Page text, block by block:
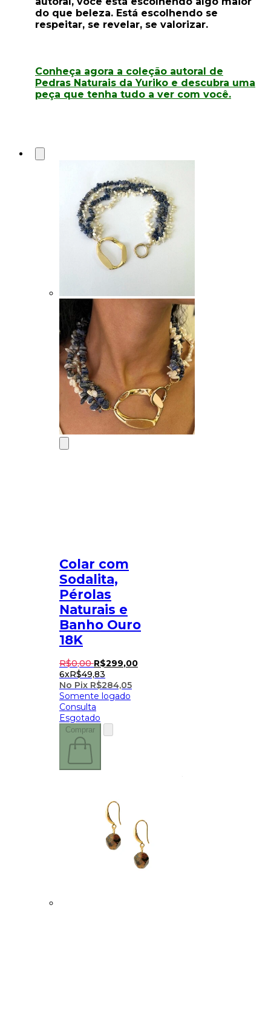
do que beleza. Está escolhendo se
respeitar, se revelar, se valorizar.
Conheça agora a coleção autoral de
Pedras Naturais da Yuriko e descubra uma
peça que tenha tudo a ver com você.
Colar com
Sodalita,
Pérolas
Naturais e
Banho Ouro
18K
R$0,00 R$299,00
6xR$49,83
No Pix R$284,05
Somente logado
Consulta
Esgotado
Comprar